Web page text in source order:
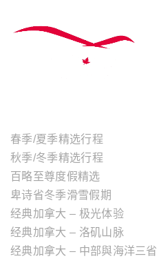
春季/夏季精选行程
秋季/冬季精选行程
百略至尊度假精选
卑诗省冬季滑雪假期
经典加拿大 – 极光体验
经典加拿大 – 洛矶山脉
经典加拿大 – 中部與海洋三省